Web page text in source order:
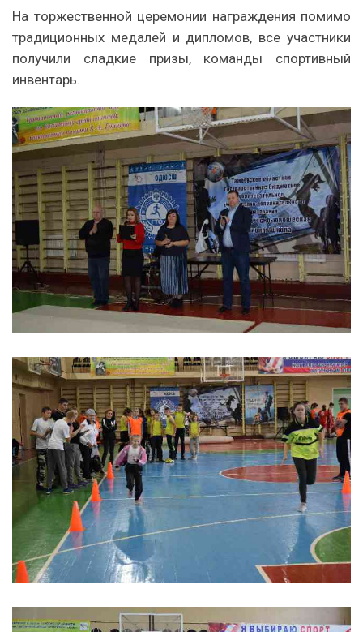
На торжественной церемонии награждения помимо
традиционных медалей и дипломов, все участники
получили сладкие призы, команды спортивный
инвентарь.